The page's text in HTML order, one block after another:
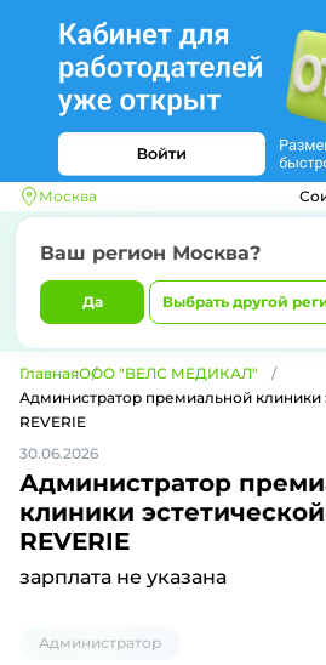
Москва
Ваш регион Москва?
Да Выбрать другой
ГлавнаяООО "ВЕЛС МЕДИКАЛ"
Администратор премиальной клиники
REVERIE
30.06.2026
Администратор
клиники
REVERIE
зарплата не указана
Администратор